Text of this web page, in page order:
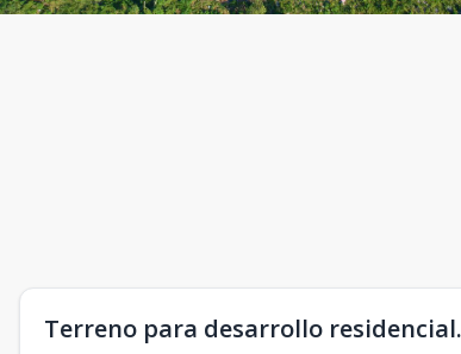
Terreno para desarrollo residencial.